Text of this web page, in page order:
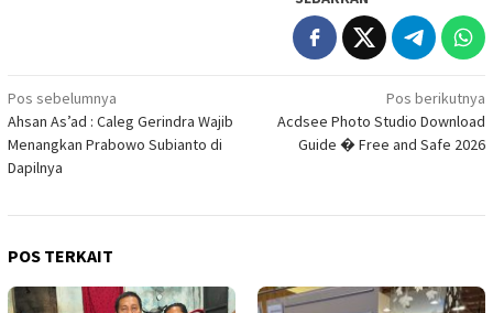
Navigasi
pos
Pos sebelumnya
Ahsan As’ad : Caleg Gerindra Wajib
Menangkan Prabowo Subianto di
Dapilnya
Pos berikutnya
Acdsee Photo Studio Download
Guide � Free and Safe 2026
POS TERKAIT